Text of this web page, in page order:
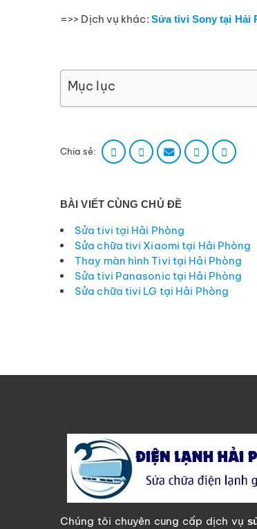
=>> Dịch vụ khác: Sửa tivi Sony tại Hải
Mục lục
Chia sẻ:
BÀI VIẾT CÙNG CHỦ ĐỀ
Sửa tivi tại Hải Phòng
Sửa chữa tivi Xiaomi tại Hải Phòng
Thay màn hình Tivi tại Hải Phòng
Sửa tivi Panasonic tại Hải Phòng
Sửa chữa tivi LG tại Hải Phòng
Chúng tôi chuyên cung cấp dịch vụ